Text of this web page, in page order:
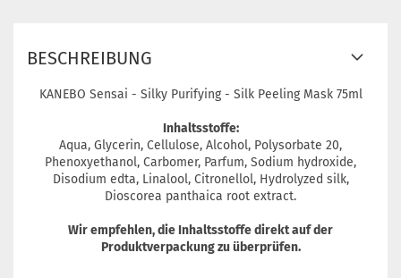
BESCHREIBUNG
KANEBO Sensai - Silky Purifying - Silk Peeling Mask 75ml
Inhaltsstoffe:
Aqua, Glycerin, Cellulose, Alcohol, Polysorbate 20,
Phenoxyethanol, Carbomer, Parfum, Sodium hydroxide,
Disodium edta, Linalool, Citronellol, Hydrolyzed silk,
Dioscorea panthaica root extract.
Wir empfehlen, die Inhaltsstoffe direkt auf der
Produktverpackung zu überprüfen.